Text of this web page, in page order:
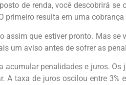
de renda, você descobrirá
primeiro resulta em uma
que estiver pronto. Mas
um aviso antes de sofrer as
acumular penalidades e juros.
A taxa de juros oscilou entre 3%